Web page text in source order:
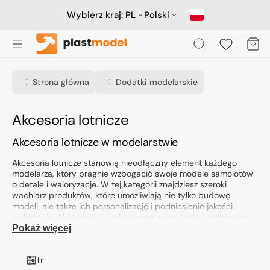
Wybierz kraj: PL Polski
Koszyk
Strona główna Dodatki modelarskie
Kolekcja:
Akcesoria lotnicze
Akcesoria lotnicze w modelarstwie
Akcesoria lotnicze stanowią nieodłączny element każdego
modelarza, który pragnie wzbogacić swoje modele samolotów
o detale i waloryzacje. W tej kategorii znajdziesz szeroki
wachlarz produktów, które umożliwiają nie tylko budowę
modeli, ale także ich personalizację i podniesienie jakości
wykonania. Akcesoria te są kluczowe w procesie modelarskim,
od etapu przygotowania wyprasek po finalne efekty malarskie.
Pokaż więcej
Filtr